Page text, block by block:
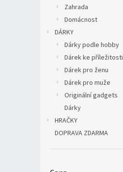
Zahrada
Domácnost
DÁRKY
Dárky podle hobby
Dárek ke příležitosti
Dárek pro ženu
Dárek pro muže
Originální gadgets
Dárky
HRAČKY
DOPRAVA ZDARMA